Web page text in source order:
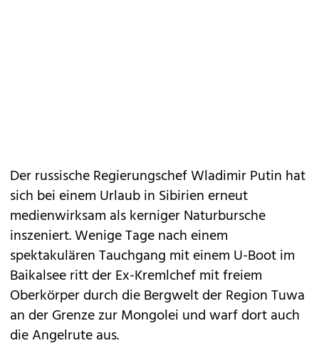
Der russische Regierungschef Wladimir Putin hat
sich bei einem Urlaub in Sibirien erneut
medienwirksam als kerniger Naturbursche
inszeniert. Wenige Tage nach einem
spektakulären Tauchgang mit einem U-Boot im
Baikalsee ritt der Ex-Kremlchef mit freiem
Oberkörper durch die Bergwelt der Region Tuwa
an der Grenze zur Mongolei und warf dort auch
die Angelrute aus.